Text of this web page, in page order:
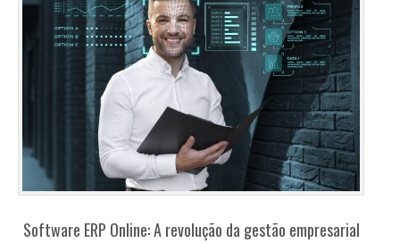
Software ERP Online: A revolução da gestão empresarial